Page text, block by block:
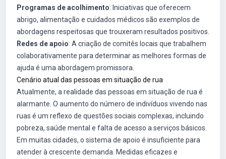
Programas de acolhimento: Iniciativas que oferecem
abrigo, alimentação e cuidados médicos são exemplos de
abordagens respeitosas que trouxeram resultados positivos.
Redes de apoio: A criação de comitês locais que trabalhem
colaborativamente para determinar as melhores formas de
ajuda é uma abordagem promissora.
Cenário atual das pessoas em situação de rua
Atualmente, a realidade das pessoas em situação de rua é
alarmante. O aumento do número de indivíduos vivendo nas
ruas é um reflexo de questões sociais complexas, incluindo
pobreza, saúde mental e falta de acesso a serviços básicos.
Em muitas cidades, o sistema de apoio é insuficiente para
atender à crescente demanda. Medidas eficazes e